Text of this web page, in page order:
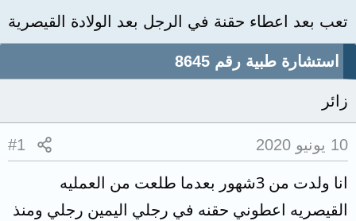
تعب بعد اعطاء حقنة في الرجل بعد الولادة القيصرية
استشارة طبية رقم 8645
زائر
10 يونيو 2020 #1
انا ولدت من 3شهور بعدما طلعت من العمليه
القيصريه اعطوني حقنه في رجلي اليمين رجلي ومنذ